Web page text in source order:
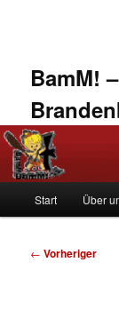
BamM!
Start Über
Beitragsnavigation
← Vorheriger